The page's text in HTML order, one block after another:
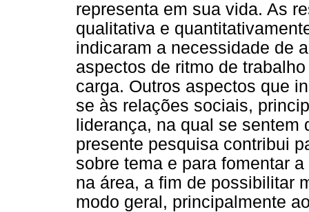
representa em sua vida. As
qualitativa e
indicaram a necessidade de
aspectos de ritmo de
carga. Outros aspectos que
se às relações sociais,
liderança, na qual se sentem
presente pesquisa contribui
sobre tema e para fomentar
na área, a fim de possibilitar
modo geral, principalmente